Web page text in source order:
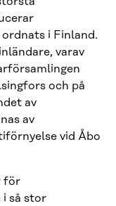
i Finland.
varav
och på
av
av
vid Åbo
för
i så stor